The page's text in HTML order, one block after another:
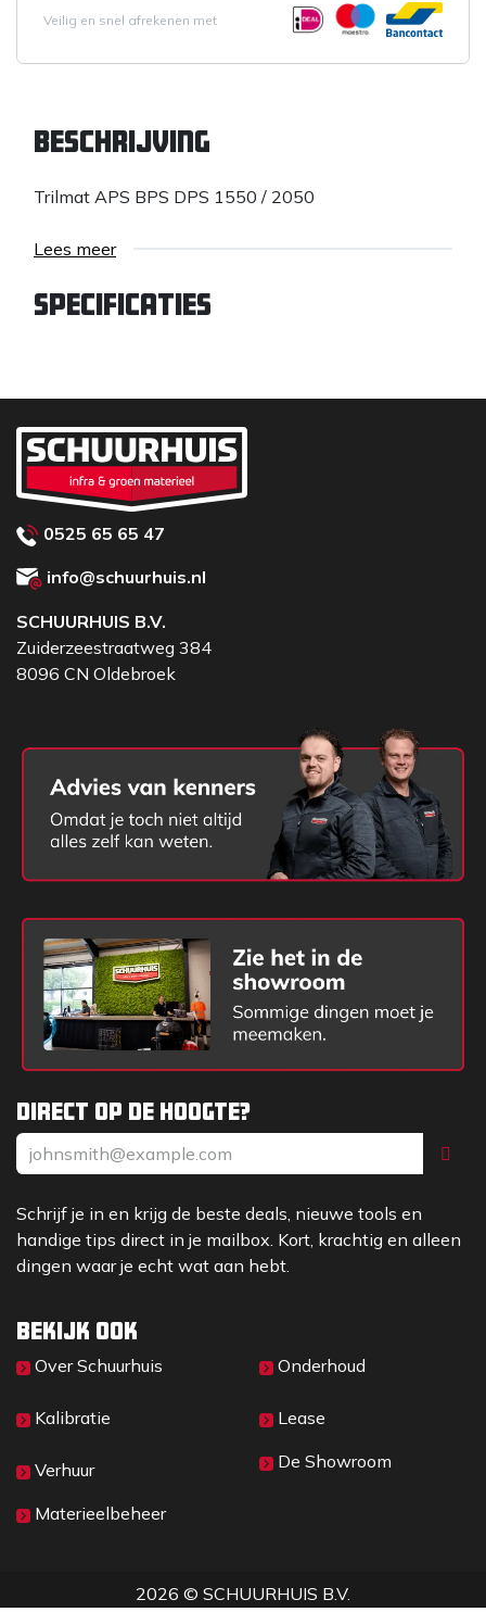
Veilig en snel afrekenen met
Beschrijving
Trilmat APS BPS DPS 1550 / 2050
Lees meer
Specificaties
Direct op de hoogte?
Schrijf je in en krijg de beste deals, nieuwe tools en
handige tips direct in je mailbox. Kort, krachtig en alleen
dingen waar je echt wat aan hebt.
Bekijk ook
Over Sc​huurhuis
Kalibratie
Verhuur
Materieelbeheer
Onderhoud
Lease
De Showroom
0525 65 65 47
info@schuurhuis.nl
SCHUURHUIS B.V.
Zuiderzeestraatweg 384
8096 CN Oldebroek
2026 © SCHUURHUIS B.V.